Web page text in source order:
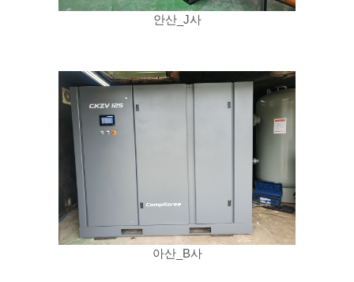
안산_J사
아산_B사